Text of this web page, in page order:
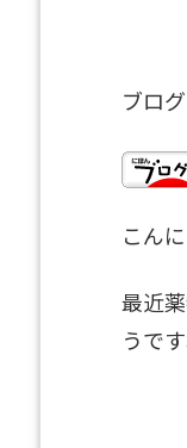
ブロ
こん
最近
うで